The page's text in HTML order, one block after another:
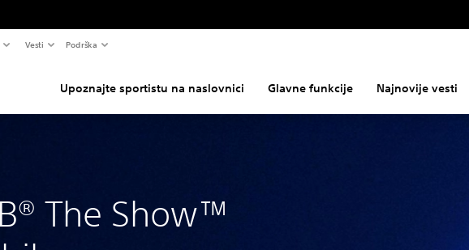
Vesti Podrška
Upoznajte sportistu na naslovnici Glavne funkcije Najnovije vesti
The Show™